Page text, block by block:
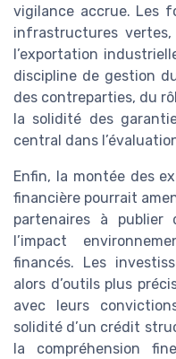
vigilance accrue. Les
infrastructures vertes,
l’exportation
discipline de gestion
des contreparties, du
la solidité des
central dans
Enfin, la montée des
financière pourrait
partenaires à publier
l’impact
financés. Les
alors d’outils plus
avec leurs
solidité d’un crédit
la compréhension